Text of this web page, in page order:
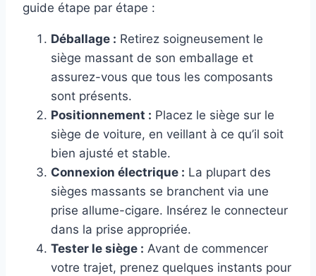
guide étape par étape :
Déballage : Retirez soigneusement le
siège massant de son emballage et
assurez-vous que tous les composants
sont présents.
Positionnement : Placez le siège sur le
siège de voiture, en veillant à ce qu’il soit
bien ajusté et stable.
Connexion électrique : La plupart des
sièges massants se branchent via une
prise allume-cigare. Insérez le connecteur
dans la prise appropriée.
Tester le siège : Avant de commencer
votre trajet, prenez quelques instants pour